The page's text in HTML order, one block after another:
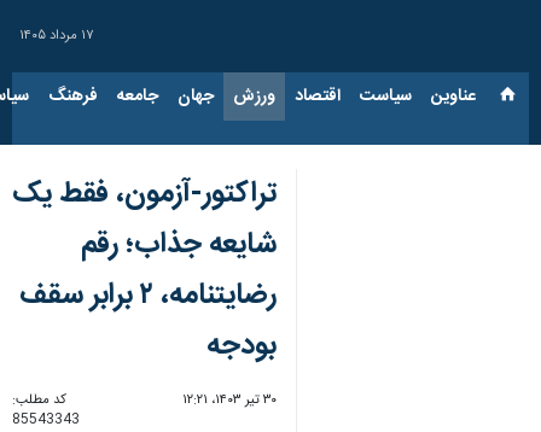
۱۷ مرداد ۱۴۰۵
عناوین‌ سیاست اقتصاد ورزش جهان جامعه فرهنگ
تراکتور-آزمون، فقط یک
شایعه جذاب؛ رقم
رضایتنامه، ۲ برابر سقف
بودجه
۳۰ تیر ۱۴۰۳، ۱۲:۲۱
کد مطلب:
85543343